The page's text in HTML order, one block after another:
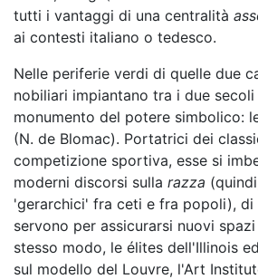
tutti i vantaggi di una centralità
ai contesti italiano o tedesco.
Nelle periferie verdi di quelle due
nobiliari impiantano tra i due secoli
monumento del potere simbolico:
(N. de Blomac). Portatrici dei
competizione sportiva, esse si
moderni discorsi sulla razza
'gerarchici' fra ceti e fra popoli),
servono per assicurarsi nuovi
stesso modo, le élites dell'Illinois
sul modello del Louvre, l'Art